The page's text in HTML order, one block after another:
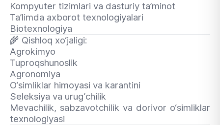
Kompyuter tizimlari va dasturiy ta’minot
Ta’limda axborot texnologiyalari
Biotexnologiya
🌾 Qishloq xo‘jaligi:
Agrokimyo
Tuproqshunoslik
Agronomiya
O‘simliklar himoyasi va karantini
Seleksiya va urug‘chilik
Mevachilik, sabzavotchilik va dorivor o‘simliklar
texnologiyasi